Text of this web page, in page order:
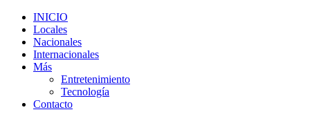
INICIO
Locales
Nacionales
Internacionales
Más
Entretenimiento
Tecnología
Contacto